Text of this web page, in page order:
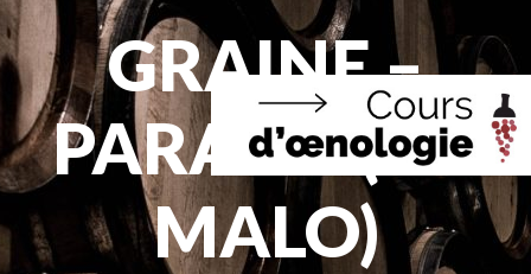
GRAINE –
PARAMÉ (ST-
MALO)